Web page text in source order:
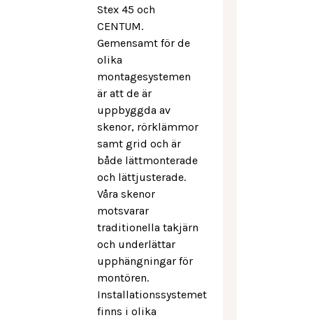
Stex 45 och
CENTUM.
Gemensamt för de
olika
montagesystemen
är att de är
uppbyggda av
skenor, rörklämmor
samt grid och är
både lättmonterade
och lättjusterade.
Våra skenor
motsvarar
traditionella takjärn
och underlättar
upphängningar för
montören.
Installationssystemet
finns i olika